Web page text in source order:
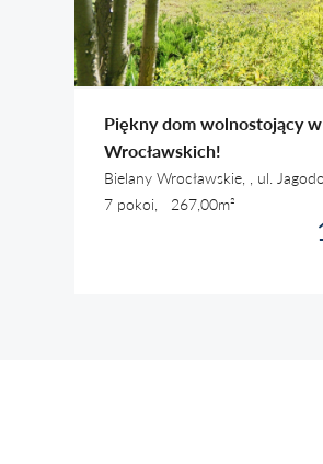
Piękny dom wolnostojący
Wrocławskich!
Bielany Wrocławskie, , ul.
7 pokoi, 267,00m²